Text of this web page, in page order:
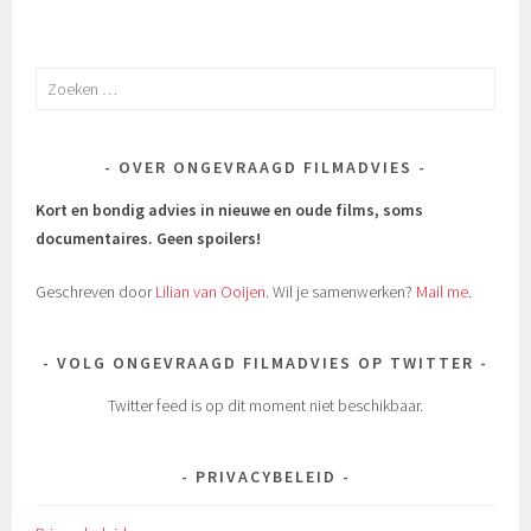
Zoeken
OVER ONGEVRAAGD FILMADVIES
Kort en bondig advies in nieuwe en oude films, soms
documentaires. Geen spoilers!
Geschreven doorLilian van Ooijen. Wil je samenwerken? Mail me.
VOLG ONGEVRAAGD FILMADVIES OP TWITTER
Twitter feed is op dit moment niet beschikbaar.
PRIVACYBELEID